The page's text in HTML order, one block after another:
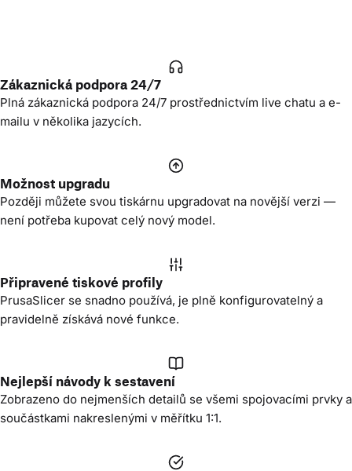
Zákaznická podpora 24/7
Plná zákaznická podpora 24/7 prostřednictvím live chatu a e-
mailu v několika jazycích.
Možnost upgradu
Později můžete svou tiskárnu upgradovat na novější verzi —
není potřeba kupovat celý nový model.
Připravené tiskové profily
PrusaSlicer se snadno používá, je plně konfigurovatelný a
pravidelně získává nové funkce.
Nejlepší návody k sestavení
Zobrazeno do nejmenších detailů se všemi spojovacími prvky a
součástkami nakreslenými v měřítku 1:1.